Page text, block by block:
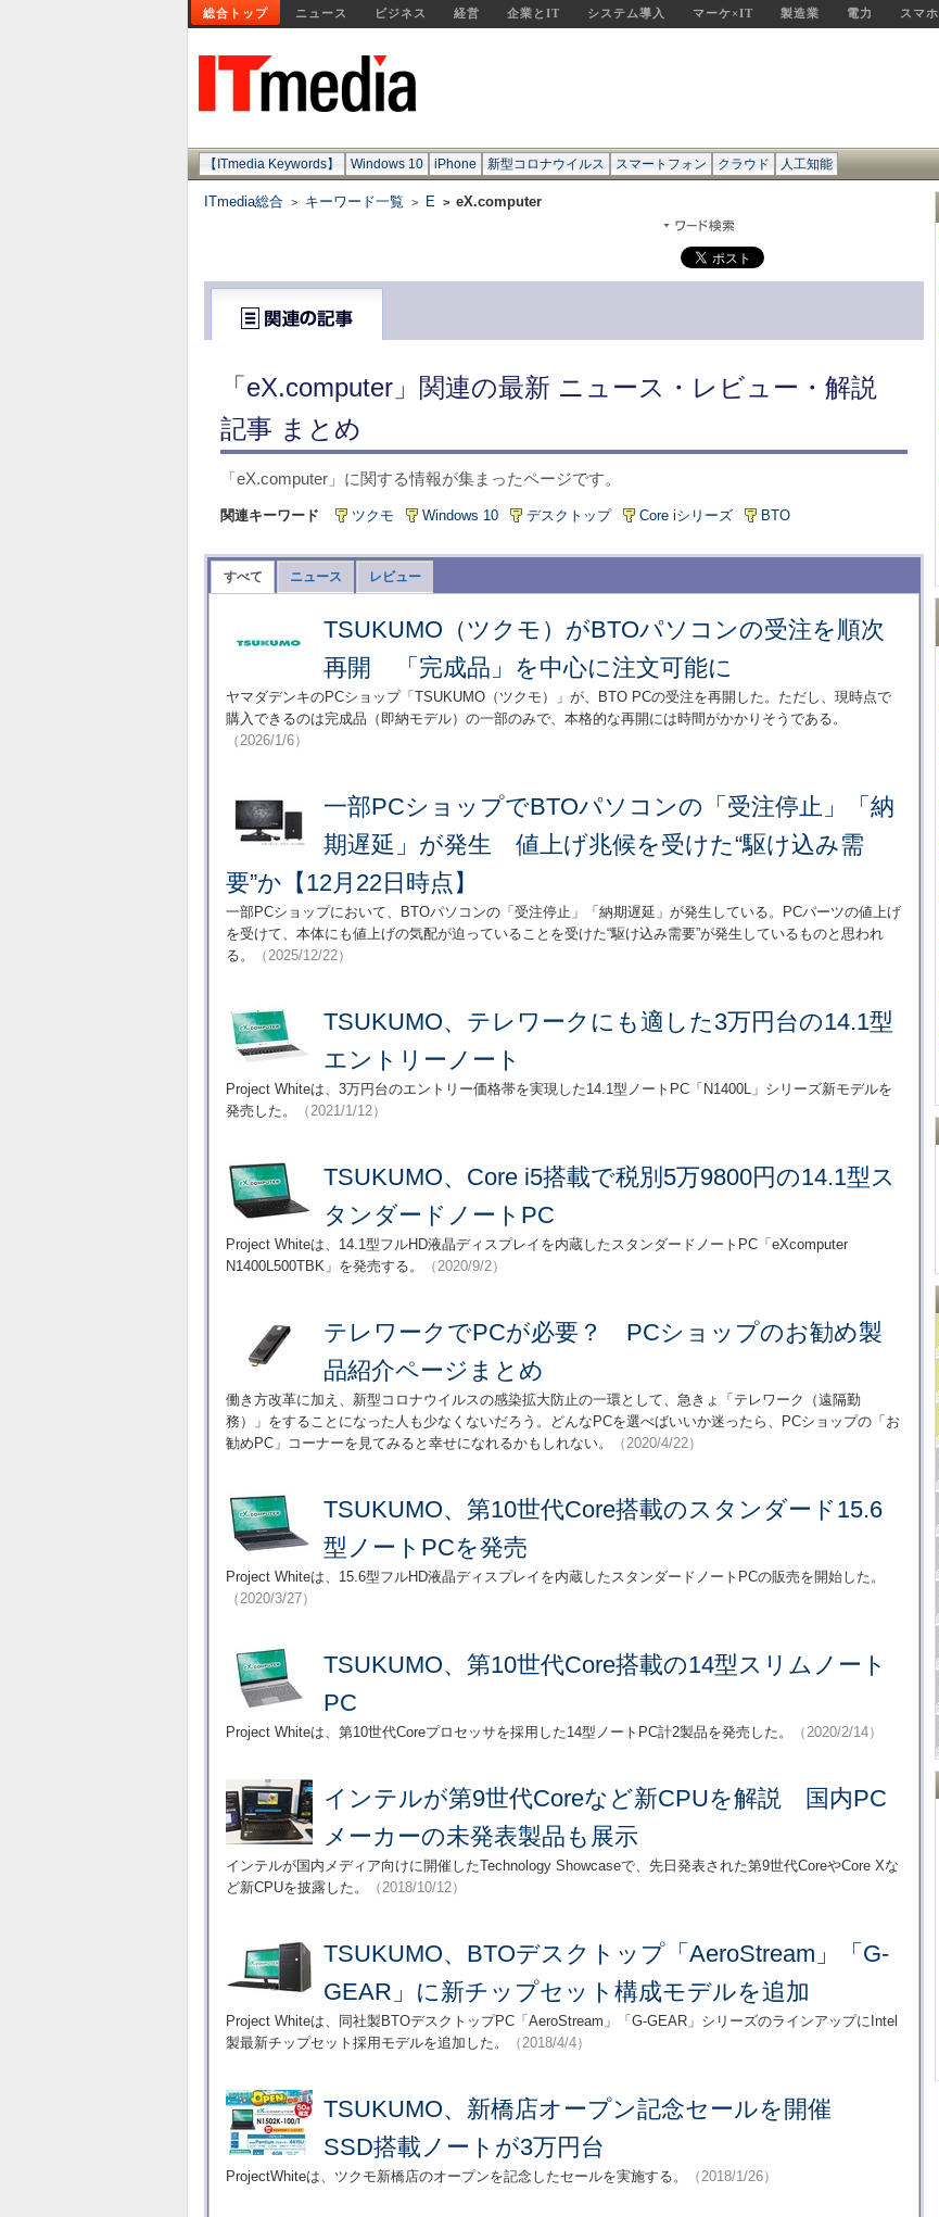
総合トップ ニュース ビジネス 経営 企業とIT システム導入 マーケ×IT 製造業 電力 スマホ
【ITmedia Keywords】 Windows 10 iPhone 新型コロナウイルス スマートフォン クラウド 人工知能
ITmedia総合 > キーワード一覧 > E > eX.computer
「eX.computer」関連の最新 ニュース・レビュー・解説
記事 まとめ
「eX.computer」に関する情報が集まったページです。
関連キーワード ツクモ Windows 10 デスクトップ Core iシリーズ BTO
すべて ニュース レビュー
TSUKUMO（ツクモ）がBTOパソコンの受注を順次
再開 「完成品」を中心に注文可能に
ヤマダデンキのPCショップ「TSUKUMO（ツクモ）」が、BTO PCの受注を再開した。ただし、現時点で
購入できるのは完成品（即納モデル）の一部のみで、本格的な再開には時間がかかりそうである。
（2026/1/6）
一部PCショップでBTOパソコンの「受注停止」「納
期遅延」が発生 値上げ兆候を受けた“駆け込み需
要”か【12月22日時点】
一部PCショップにおいて、BTOパソコンの「受注停止」「納期遅延」が発生している。PCパーツの値上げ
を受けて、本体にも値上げの気配が迫っていることを受けた“駆け込み需要”が発生しているものと思われ
る。
（2025/12/22）
TSUKUMO、テレワークにも適した3万円台の14.1型
エントリーノート
Project Whiteは、3万円台のエントリー価格帯を実現した14.1型ノートPC「N1400L」シリーズ新モデルを
発売した。
（2021/1/12）
TSUKUMO、Core i5搭載で税別5万9800円の14.1型ス
タンダードノートPC
Project Whiteは、14.1型フルHD液晶ディスプレイを内蔵したスタンダードノートPC「eXcomputer
N1400L500TBK」を発売する。
（2020/9/2）
テレワークでPCが必要？ PCショップのお勧め製
品紹介ページまとめ
働き方改革に加え、新型コロナウイルスの感染拡大防止の一環として、急きょ「テレワーク（遠隔勤
務）」をすることになった人も少なくないだろう。どんなPCを選べばいいか迷ったら、PCショップの「お
勧めPC」コーナーを見てみると幸せになれるかもしれない。
（2020/4/22）
TSUKUMO、第10世代Core搭載のスタンダード15.6
型ノートPCを発売
Project Whiteは、15.6型フルHD液晶ディスプレイを内蔵したスタンダードノートPCの販売を開始した。
（2020/3/27）
TSUKUMO、第10世代Core搭載の14型スリムノート
PC
Project Whiteは、第10世代Coreプロセッサを採用した14型ノートPC計2製品を発売した。 （2020/2/14）
インテルが第9世代Coreなど新CPUを解説 国内PC
メーカーの未発表製品も展示
インテルが国内メディア向けに開催したTechnology Showcaseで、先日発表された第9世代CoreやCore Xな
ど新CPUを披露した。
（2018/10/12）
TSUKUMO、BTOデスクトップ「AeroStream」「G-
GEAR」に新チップセット構成モデルを追加
Project Whiteは、同社製BTOデスクトップPC「AeroStream」「G-GEAR」シリーズのラインアップにIntel
製最新チップセット採用モデルを追加した。
（2018/4/4）
TSUKUMO、新橋店オープン記念セールを開催
SSD搭載ノートが3万円台
ProjectWhiteは、ツクモ新橋店のオープンを記念したセールを実施する。 （2018/1/26）